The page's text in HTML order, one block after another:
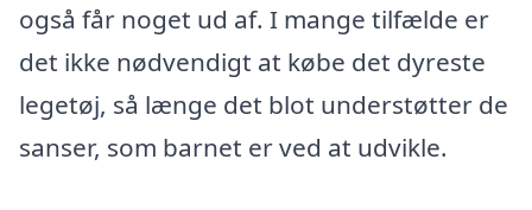
også får noget ud af. I mange tilfælde er
det ikke nødvendigt at købe det dyreste
legetøj, så længe det blot understøtter de
sanser, som barnet er ved at udvikle.